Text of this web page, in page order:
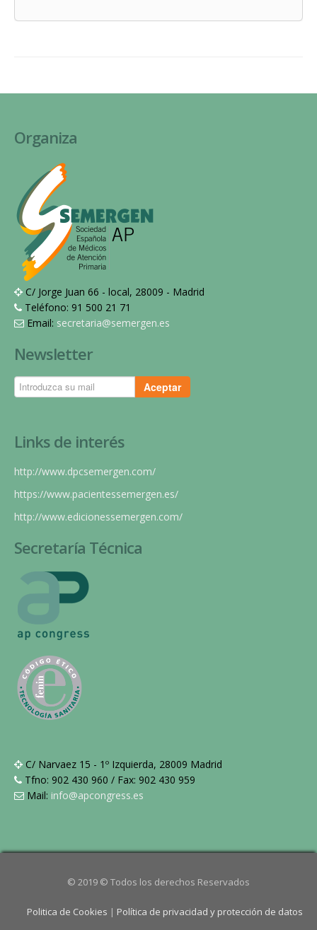
Organiza
C/ Jorge Juan 66 - local, 28009 - Madrid
Teléfono: 91 500 21 71
Email: secretaria@semergen.es
Newsletter
Aceptar
Links de interés
http://www.dpcsemergen.com/
https://www.pacientessemergen.es/
http://www.edicionessemergen.com/
Secretaría Técnica
C/ Narvaez 15 - 1º Izquierda, 28009 Madrid
Tfno: 902 430 960 / Fax: 902 430 959
Mail: info@apcongress.es
© 2019 © Todos los derechos Reservados
Politica de Cookies | Política de privacidad y protección de datos